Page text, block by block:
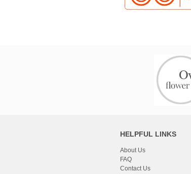
HELPFUL LINKS
About Us
FAQ
Contact Us